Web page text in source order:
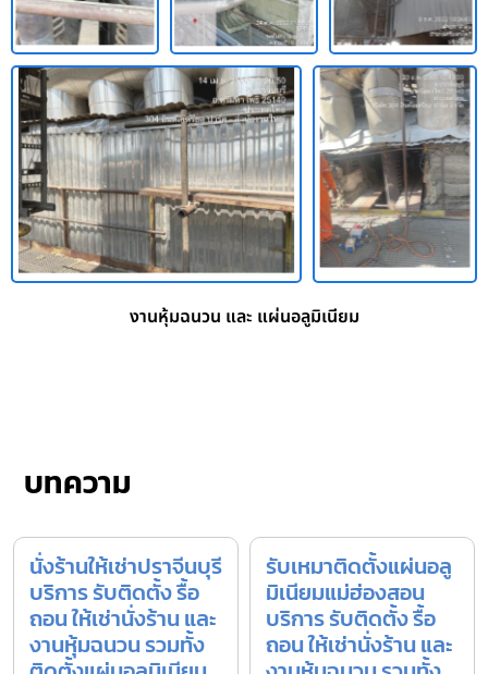
งานหุ้มฉนวน และ แผ่นอลูมิเนียม
บทความ
นั่งร้านให้เช่าปราจีนบุรี
บริการ รับติดตั้ง รื้อ
ถอน ให้เช่านั่งร้าน และ
งานหุ้มฉนวน รวมทั้ง
รับเหมาติดตั้งแผ่นอลู
มิเนียมแม่ฮ่องสอน
บริการ รับติดตั้ง รื้อ
ถอน ให้เช่านั่งร้าน และ